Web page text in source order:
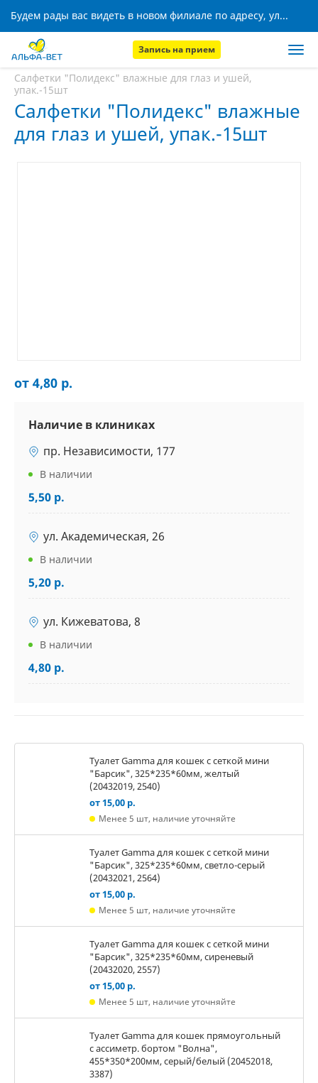
Будем рады вас видеть в новом филиале по адресу, ул. Кижеватова, 8!
Запись на прием
Главная
Салфетки "Полидекс" влажные для глаз и ушей,
упак.-15шт
Салфетки "Полидекс" влажные
для глаз и ушей, упак.-15шт
от 4,80 р.
Наличие в клиниках
пр. Независимости, 177
В наличии
5,50 р.
ул. Академическая, 26
В наличии
5,20 р.
ул. Кижеватова, 8
В наличии
4,80 р.
Туалет Gamma для кошек c сеткой мини
"Барсик", 325*235*60мм, желтый
(20432019, 2540)
от 15,00 р.
Менее 5 шт, наличие уточняйте
Туалет Gamma для кошек c сеткой мини
"Барсик", 325*235*60мм, светло-серый
(20432021, 2564)
от 15,00 р.
Менее 5 шт, наличие уточняйте
Туалет Gamma для кошек c сеткой мини
"Барсик", 325*235*60мм, сиреневый
(20432020, 2557)
от 15,00 р.
Менее 5 шт, наличие уточняйте
Туалет Gamma для кошек прямоугольный
с ассиметр. бортом "Волна",
455*350*200мм, серый/белый (20452018,
3387)